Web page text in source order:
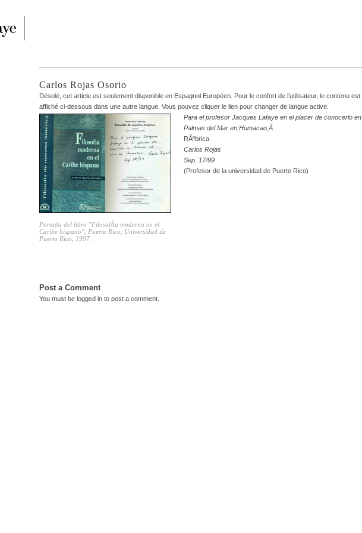
Carlos Rojas Osorio
Désolé, cet article est seulement disponible en Espagnol Européen . Pour le confort de l’utilisateur, le contenu est
affiché ci-dessous dans une autre langue. Vous pouvez cliquer le lien pour changer de langue active.
Portada del libro "FilosofÃ­a moderna en el
Caribe hispano", Puerto Rico, Universidad de
Puerto Rico, 1997.
Para el profesor Jacques Lafaye en el placer de conocerlo en
Palmas del Mar en Humacao,Â
RÃºbrica
Carlos Rojas
Sep. 17/99
(Profesor de la universidad de Puerto Rico)
Post a Comment
You must be logged in to post a comment.